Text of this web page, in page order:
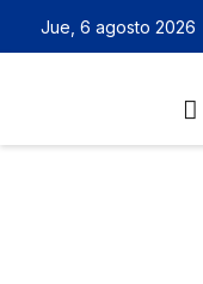
Jue, 6 agosto 2026